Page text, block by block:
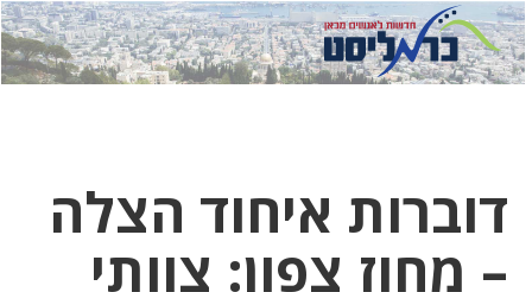
לחץ
כאן
לחץ
כדי
דוברות איחוד הצלה
– מחוז צפון: צוותי